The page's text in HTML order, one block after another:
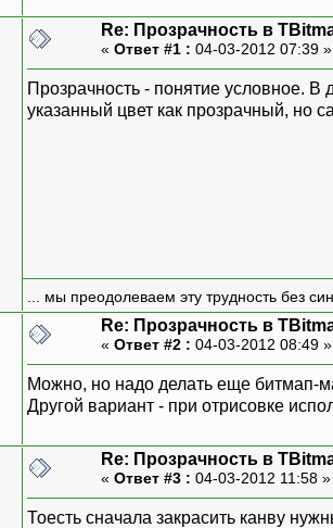
Re: Прозрачность в
« Ответ #1 : 04-03-2012 07:39
Прозрачность - понятие условное. В
указанный цвет как прозрачный, но
... мы преодолеваем эту трудность без
Re: Прозрачность в
« Ответ #2 : 04-03-2012 08:49
Можно, но надо делать еще битмап-
Другой вариант - при отрисовке
Re: Прозрачность в
« Ответ #3 : 04-03-2012 11:58
Тоесть сначала закрасить канву